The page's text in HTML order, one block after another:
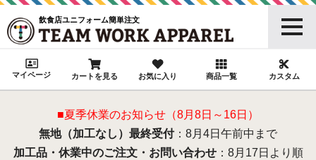
飲食店ユニフォーム簡単注文
マイページ カートを見る お気に入り 商品一覧 カスタム
■夏季休業のお知らせ（8月8日～16日）
無地（加工なし）最終受付：8月4日午前中まで
加工品・休業中のご注文・お問い合わせ：8月17日より順